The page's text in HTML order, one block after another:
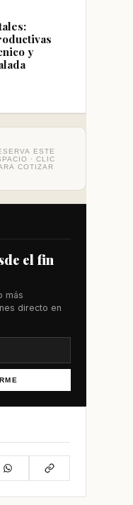
y
ESTE
· CLIC
COTIZAR
el fin
más
directo en